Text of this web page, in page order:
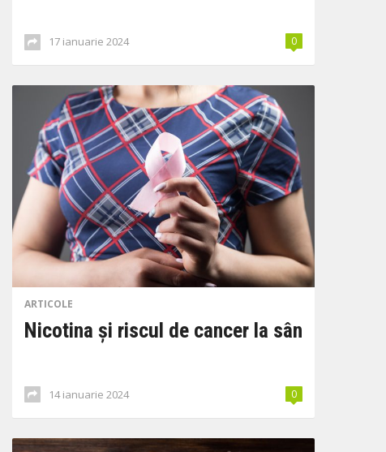
17 ianuarie 2024 0
ARTICOLE
Nicotina și riscul de cancer la sân
14 ianuarie 2024 0